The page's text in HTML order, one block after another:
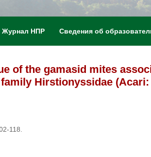
Журнал НПР Сведения об
of the gamasid mites
family Hirstionyssidae
118.